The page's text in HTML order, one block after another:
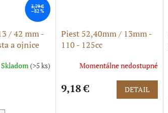
3,79 €
–82 %
/ 42 mm -
a ojnice
Skladom(>5 ks)
Piest 52,40mm / 13mm -
110 - 125cc
Momentálne nedostupné
9,18 € DETAIL